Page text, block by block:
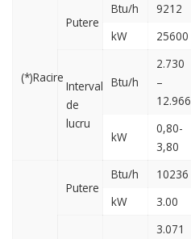
(*)Racire
Putere
Btu/h 9212
kW
25600
Interval
de
lucru
Btu/h
2.730
–
12.966
kW
0,80-
3,80
Putere
Btu/h 10236
kW
3.00
3.071